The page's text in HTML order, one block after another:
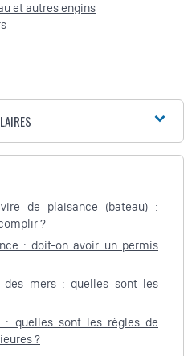
et autres engins
de plaisance (bateau) :
?
: doit-on avoir un permis
des mers : quelles sont les
: quelles sont les règles de
?